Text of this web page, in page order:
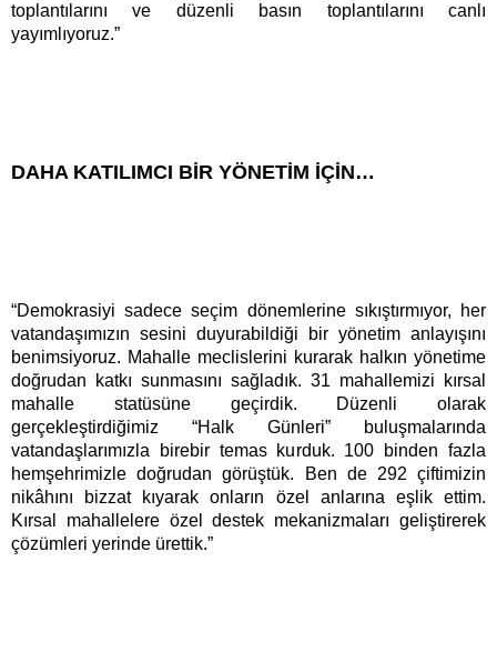
toplantılarını ve düzenli basın toplantılarını canlı
yayımlıyoruz.”
DAHA KATILIMCI BİR YÖNETİM İÇİN…
“Demokrasiyi sadece seçim dönemlerine sıkıştırmıyor, her
vatandaşımızın sesini duyurabildiği bir yönetim anlayışını
benimsiyoruz. Mahalle meclislerini kurarak halkın yönetime
doğrudan katkı sunmasını sağladık. 31 mahallemizi kırsal
mahalle statüsüne geçirdik. Düzenli olarak
gerçekleştirdiğimiz “Halk Günleri” buluşmalarında
vatandaşlarımızla birebir temas kurduk. 100 binden fazla
hemşehrimizle doğrudan görüştük. Ben de 292 çiftimizin
nikâhını bizzat kıyarak onların özel anlarına eşlik ettim.
Kırsal mahallelere özel destek mekanizmaları geliştirerek
çözümleri yerinde ürettik.”